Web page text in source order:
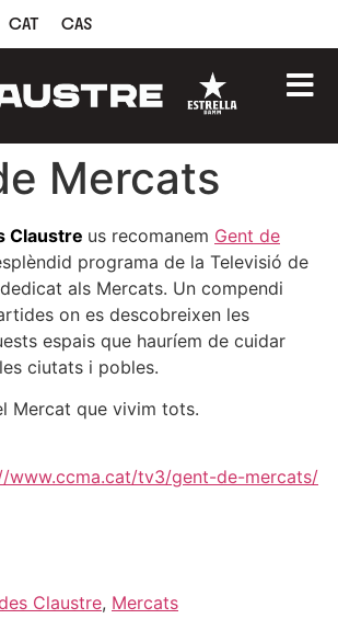
CAT CAS
Mercats
Claustre us recomanem Gent de
programa de la Televisió de
als Mercats. Un compendi
on es descobreixen les
espais que hauríem de cuidar
ciutats i pobles.
Mercat que vivim tots.
www.ccma.cat/tv3/gent-de-mercats/
Claustre, Mercats